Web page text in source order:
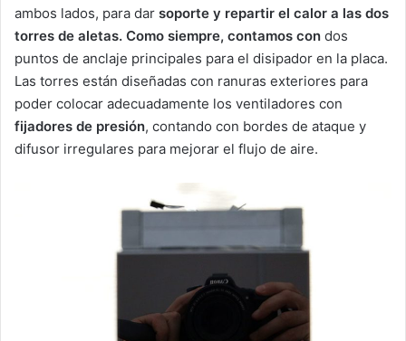
ambos lados, para dar soporte y repartir el calor a las dos
torres de aletas. Como siempre, contamos con dos
puntos de anclaje principales para el disipador en la placa.
Las torres están diseñadas con ranuras exteriores para
poder colocar adecuadamente los ventiladores con
fijadores de presión, contando con bordes de ataque y
difusor irregulares para mejorar el flujo de aire.